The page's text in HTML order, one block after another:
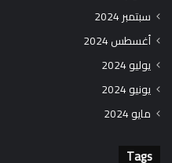
سبتمبر 2024
أغسطس 2024
يوليو 2024
يونيو 2024
مايو 2024
Tags